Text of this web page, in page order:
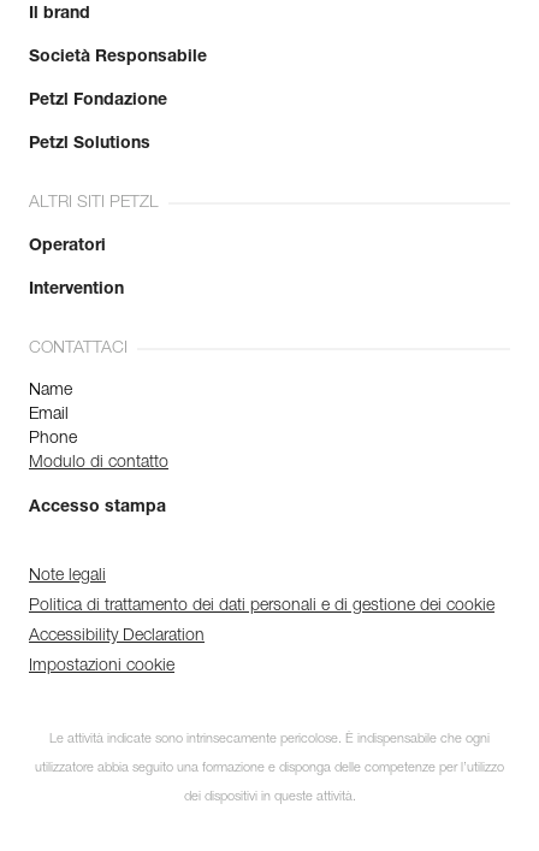
Il brand
Società Responsabile
Petzl Fondazione
Petzl Solutions
ALTRI SITI PETZL
Operatori
Intervention
CONTATTACI
Name
Email
Phone
Modulo di contatto
Accesso stampa
Note legali
Politica di trattamento dei dati personali e di gestione dei cookie
Accessibility Declaration
Impostazioni cookie
Le attività indicate sono intrinsecamente pericolose. È indispensabile che ogni
utilizzatore abbia seguito una formazione e disponga delle competenze per l’utilizzo
dei dispositivi in queste attività.